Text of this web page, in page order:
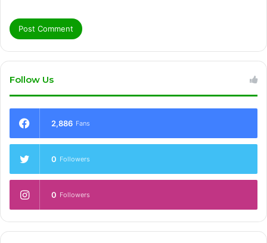
Follow Us
2,886 Fans
0 Followers
0 Followers